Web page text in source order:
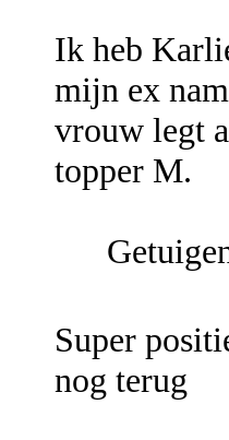
Ik heb
mijn ex
vrouw legt
topper M.
Super
nog terug